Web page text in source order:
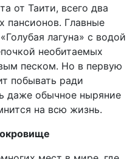
от Таити, всего два
пансионов. Главные
лагуна» с водой
необитаемых
песком. Но в первую
побывать ради
даже обычное ныряние
на всю жизнь.